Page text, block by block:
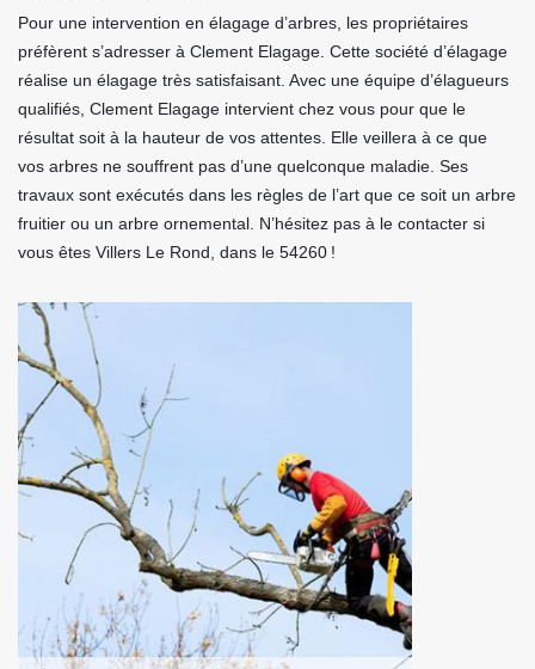
Pour une intervention en élagage d’arbres, les propriétaires
préfèrent s’adresser à Clement Elagage. Cette société d’élagage
réalise un élagage très satisfaisant. Avec une équipe d’élagueurs
qualifiés, Clement Elagage intervient chez vous pour que le
résultat soit à la hauteur de vos attentes. Elle veillera à ce que
vos arbres ne souffrent pas d’une quelconque maladie. Ses
travaux sont exécutés dans les règles de l’art que ce soit un arbre
fruitier ou un arbre ornemental. N’hésitez pas à le contacter si
vous êtes Villers Le Rond, dans le 54260 !